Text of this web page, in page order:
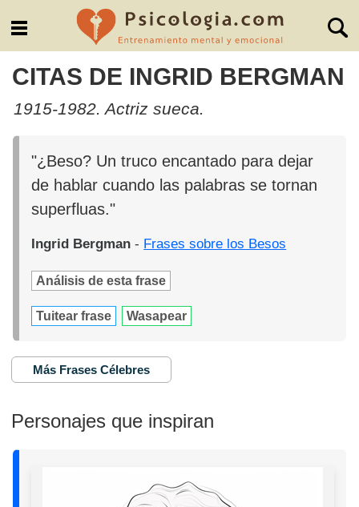
CITAS DE INGRID BERGMAN
1915-1982. Actriz sueca.
"¿Beso? Un truco encantado para dejar
de hablar cuando las palabras se tornan
superfluas."
Ingrid Bergman - Frases sobre los Besos
Análisis de esta frase
Tuitear frase Wasapear
Más Frases Célebres
Personajes que inspiran